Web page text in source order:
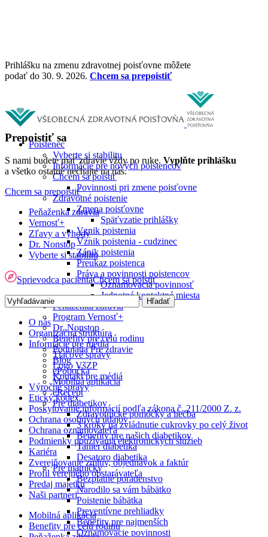
Prihlášku na zmenu zdravotnej poisťovne môžete
podať do 30. 9. 2026. Chcem sa prepoistiť
Poistenec
Vyberte si stabilitu
Informácie pre nových poistencov
Chcem sa poistiť
Povinnosti pri zmene poisťovne
Zdravotné poistenie
Zmena poisťovne
Späťvzatie prihlášky
Vznik poistenia
Vznik poistenia - cudzinec
Zánik poistenia
Preukaz poistenca
Práva a povinnosti poistencov
Oznamovacia povinnosť
Jednotné kontaktné miesta
Peňaženka zdravia
Program Vernosť+
Dr. Nonstop
Benefity pre celú rodinu
Podujatia Pre zdravie
Blog
ePobočka
Mobilná aplikácia
eRecept
Pre diabetikov
Zdravotnícke pomôcky a liečba
3 kroky na zvládnutie cukrovky po celý život
Benefity pre našich diabetikov
Tanier diabetika
Desatoro diabetika
Pre mamičky
Bezplatné poradenstvo
Narodilo sa vám bábätko
Poistenie bábätka
Preventívne prehliadky
Benefity pre najmenších
Oznamovacie povinnosti
Prepoistiť sa
S nami budete mať zdravie vždy po ruke. Vyplňte prihlášku
a všetko ostatné nechajte na nás.
Chcem sa prepoistiť
Peňaženka zdravia
Vernosť+
Zľavy a výhody
Dr. Nonstop
Vyberte si stabilitu
Sprievodca pacientaChcem sa poistiť
O nás
Organizačná štruktúra
Informácie pre médiá
Tlačové správy
Logo VšZP
Kontakt pre médiá
Výročné správy
Etický kódex
Poskytovanie informácií podľa zákona č. 211/2000 Z. z.
Ochrana osobných údajov
Ochrana oznamovateľa
Podmienky používania elektronických služieb
Kariéra
Zverejňovanie zmlúv, objednávok a faktúr
Profil verejného obstarávateľa
Predaj majetku
Naši partneri
Mobilná aplikácia
Benefity pre celú rodinu